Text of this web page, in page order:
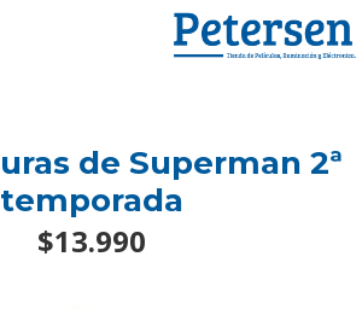
de Superman 2ª
temporada
$13.990